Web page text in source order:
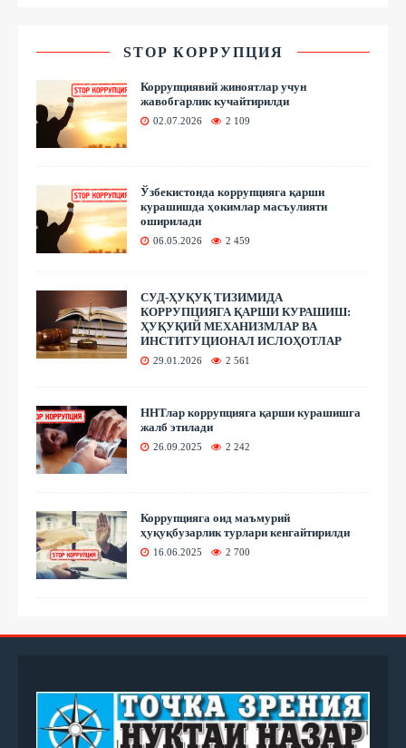
STOP КОРРУПЦИЯ
Коррупциявий жиноятлар учун
жавобгарлик кучайтирилди
02.07.2026 2 109
Ўзбекистонда коррупцияга қарши
курашишда ҳокимлар масъулияти
оширилади
06.05.2026 2 459
СУД-ҲУҚУҚ ТИЗИМИДА
КОРРУПЦИЯГА ҚАРШИ КУРАШИШ:
ҲУҚУҚИЙ МЕХАНИЗМЛАР ВА
ИНСТИТУЦИОНАЛ ИСЛОҲОТЛАР
29.01.2026 2 561
ННТлар коррупцияга қарши курашишга
жалб этилади
26.09.2025 2 242
Коррупцияга оид маъмурий
ҳуқуқбузарлик турлари кенгайтирилди
16.06.2025 2 700